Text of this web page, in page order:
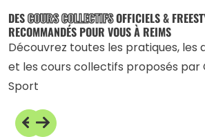
DESCOURS COLLECTIFSOFFICIELS &
RECOMMANDÉS POUR VOUS À REIMS
Découvrez toutes les pratiques, les
et les cours collectifs proposés par
Sport